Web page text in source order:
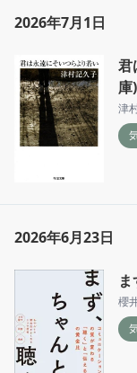
2026年7月1日
君
庫)
津
2026年6月23日
櫻